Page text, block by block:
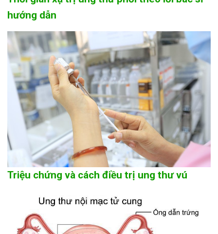
hướng dẫn
Triệu chứng và cách điều trị ung thư vú